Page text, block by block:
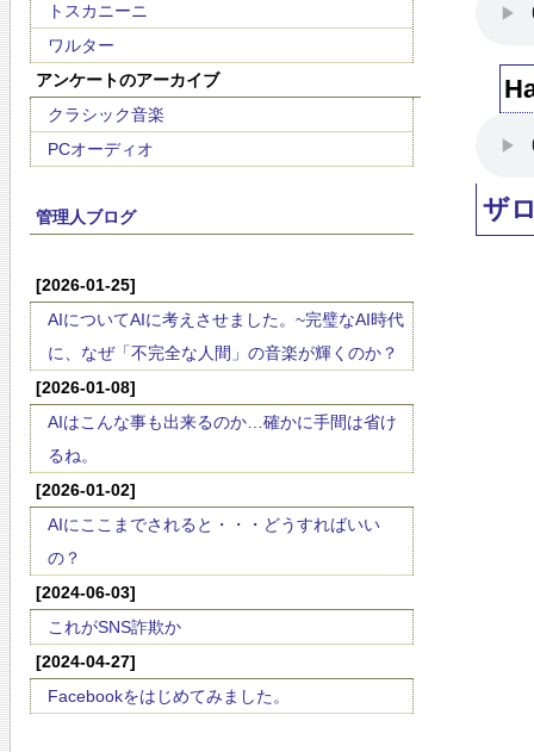
トスカニーニ
ワルター
アンケートのアーカイブ
クラシック音楽
PCオーディオ
管理人ブログ
[2026-01-25]
AIについてAIに考えさせました。~完璧なAI時代
に、なぜ「不完全な人間」の音楽が輝くのか？
[2026-01-08]
AIはこんな事も出来るのか…確かに手間は省け
るね。
[2026-01-02]
AIにここまでされると・・・どうすればいい
の？
[2024-06-03]
これがSNS詐欺か
[2024-04-27]
Facebookをはじめてみました。
ザ